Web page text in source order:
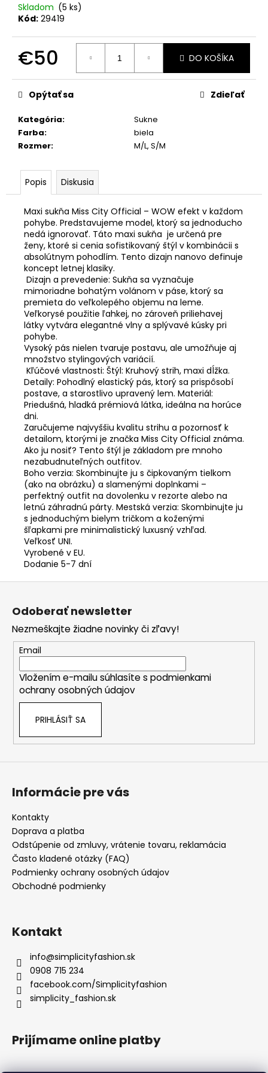
Skladom (5 ks)
Kód: 29419
€50 DO KOŠÍKA
Kategória:
Sukne
Farba:
biela
Rozmer: M/L, S/M
Opýtať sa Zdieľať
Popis Diskusia
Maxi sukňa Miss City Official – WOW efekt v každom
pohybe. Predstavujeme model, ktorý sa jednoducho
nedá ignorovať. Táto maxi sukňa je určená pre
ženy, ktoré si cenia sofistikovaný štýl v kombinácii s
absolútnym pohodlím. Tento dizajn nanovo definuje
koncept letnej klasiky.
Dizajn a prevedenie: Sukňa sa vyznačuje
mimoriadne bohatým volánom v páse, ktorý sa
premieta do veľkolepého objemu na leme.
Veľkorysé použitie ľahkej, no zároveň priliehavej
látky vytvára elegantné vlny a splývavé kúsky pri
pohybe.
Vysoký pás nielen tvaruje postavu, ale umožňuje aj
množstvo stylingových variácií.
Kľúčové vlastnosti: Štýl: Kruhový strih, maxi dĺžka.
Detaily: Pohodlný elastický pás, ktorý sa prispôsobí
postave, a starostlivo upravený lem. Materiál:
Priedušná, hladká prémiová látka, ideálna na horúce
dni.
Zaručujeme najvyššiu kvalitu strihu a pozornosť k
detailom, ktorými je značka Miss City Official známa.
Ako ju nosiť? Tento štýl je základom pre mnoho
nezabudnuteľných outfitov.
Boho verzia: Skombinujte ju s čipkovaným tielkom
(ako na obrázku) a slamenými doplnkami –
perfektný outfit na dovolenku v rezorte alebo na
letnú záhradnú párty. Mestská verzia: Skombinujte ju
s jednoduchým bielym tričkom a koženými
šľapkami pre minimalistický luxusný vzhľad.
Veľkosť UNI.
Vyrobené v EU.
Dodanie 5-7 dní
a
e
OLAVOGA
AKOPI
€25
Odoberať newsletter
Nezmeškajte žiadne novinky či zľavy!
Email
Vložením e-mailu súhlasíte s podmienkami
ochrany osobných údajov
PRIHLÁSIŤ SA
Informácie pre vás
Kontakty
Doprava a platba
Odstúpenie od zmluvy, vrátenie tovaru, reklamácia
Často kladené otázky (FAQ)
Podmienky ochrany osobných údajov
Obchodné podmienky
Kontakt
info@simplicityfashion.sk
0908 715 234
facebook.com/Simplicityfashion
simplicity_fashion.sk
Prijímame online platby